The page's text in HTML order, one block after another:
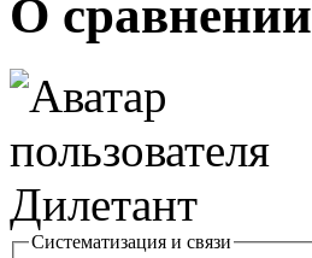
О сравнении
Систематизация и связи